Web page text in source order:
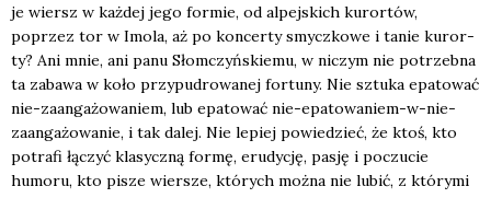
je wiersz w każ­dej jego for­mie, od alpej­skich kuror­tów,
poprzez tor w Imo­la, aż po kon­cer­ty smycz­ko­we i tanie kuror­
ty? Ani mnie, ani panu Słom­czyń­skie­mu, w niczym nie potrzeb­na
ta zaba­wa w koło przy­pu­dro­wa­nej for­tu­ny. Nie sztu­ka epa­to­wać
nie-zaan­ga­żo­wa­niem, lub epa­to­wać nie-epa­to­wa­niem-w-nie-
zaan­ga­żo­wa­nie, i tak dalej. Nie lepiej powie­dzieć, że ktoś, kto
potra­fi łączyć kla­sycz­ną for­mę, eru­dy­cję, pasję i poczu­cie
humo­ru, kto pisze wier­sze, któ­rych moż­na nie lubić, z któ­ry­mi